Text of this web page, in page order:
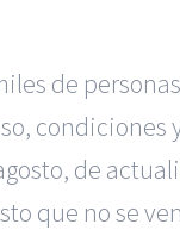
de
condiciones
de
que no se